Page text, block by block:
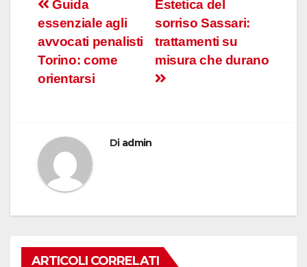
Navigazione
articoli
Estetica del
sorriso Sassari:
trattamenti su
misura che durano
Guida
essenziale agli
avvocati penalisti
Torino: come
orientarsi
Di admin
ARTICOLI CORRELATI